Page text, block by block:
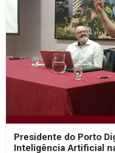
Presidente do Porto
Inteligência Artificial